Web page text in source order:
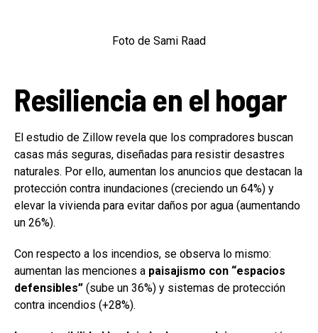
Foto de Sami Raad
Resiliencia en el hogar
El estudio de Zillow revela que los compradores buscan
casas más seguras, diseñadas para resistir desastres
naturales. Por ello, aumentan los anuncios que destacan la
protección contra inundaciones (creciendo un 64%) y
elevar la vivienda para evitar daños por agua (aumentando
un 26%).
Con respecto a los incendios, se observa lo mismo:
aumentan las menciones a paisajismo con “espacios
defensibles” (sube un 36%) y sistemas de protección
contra incendios (+28%).